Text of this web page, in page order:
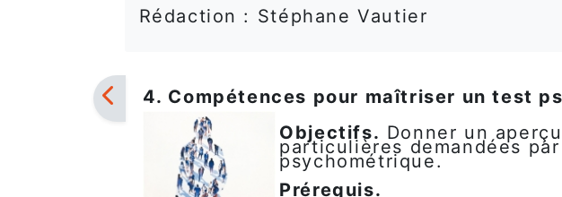
Rédaction : Stéphane Vautier
4. Compétences pour maîtriser un test
Objectifs. Donner un
particulières demandées
psychométrique.
Prérequis.